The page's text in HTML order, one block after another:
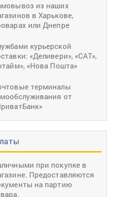
из наших
в Харькове,
или Днепре
курьерской
«Деливери», «САТ»,
«Нова Пошта»
терминалы
от
при покупке в
Предоставляются
на партию